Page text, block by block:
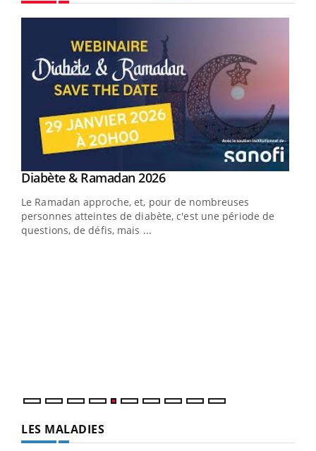
Youtube
Diabète & Ramadan 2026Youtube
Le Ramadan approche, et, pour de nombreuses
personnes atteintes de diabète, c'est une période de
questions, de défis, mais ...
LES MALADIES